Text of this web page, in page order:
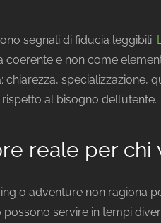
segnali di fiducia leggibili.
coerente e non come
chiarezza,
al bisogno dell’utente.
reale per chi
o adventure non ragiona
possono servire in tempi